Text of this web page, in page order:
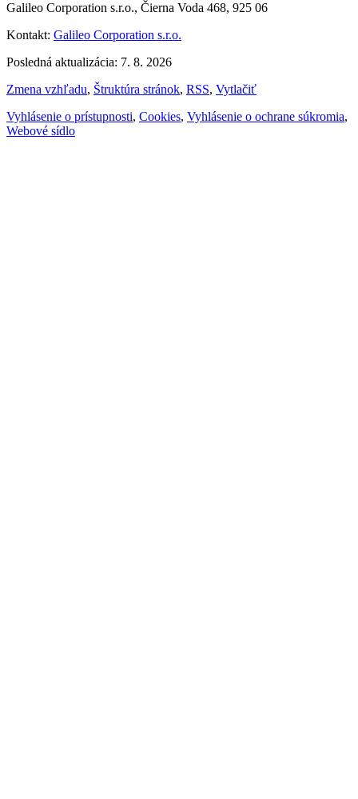
Galileo Corporation s.r.o., Čierna Voda 468, 925 06
Kontakt: Galileo Corporation s.r.o.
Posledná aktualizácia: 7. 8. 2026
Zmena vzhľadu, Štruktúra stránok, RSS, Vytlačiť
Vyhlásenie o prístupnosti, Cookies, Vyhlásenie o ochrane súkromia,
Webové sídlo